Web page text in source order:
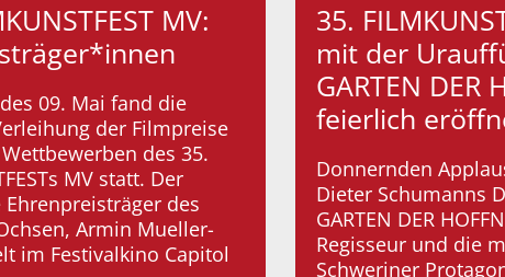
MV:
09. Mai fand die
der Filmpreise
des 35.
MV statt. Der
des
Armin Mueller-
im Festivalkino Capitol
35.
mit der
GARTEN DER
feierlich
Donnernden
Dieter Schumanns
GARTEN DER
Regisseur und die
Schweriner